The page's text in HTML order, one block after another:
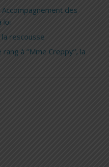
des
loi
la rescousse
à ‘’Mme Creppy’’, la